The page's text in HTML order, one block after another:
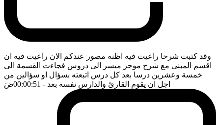
وقد كتبت شرحا راعيت فيه اظنه مصور عندكم الان راعيت فيه ان
اقسم المبنى مع شرح موجز ميسر الى دروس فجاءت القسمة الى
خمسة وعشرين درسا بعد كل درس اتبعته بسؤال او سؤالين من
اجل ان يقوم القارئ والدارس نفسه بعد - 00:00:51 ضَ